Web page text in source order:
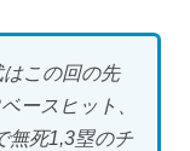
この回の先
ースヒット、
無死1,3塁のチ